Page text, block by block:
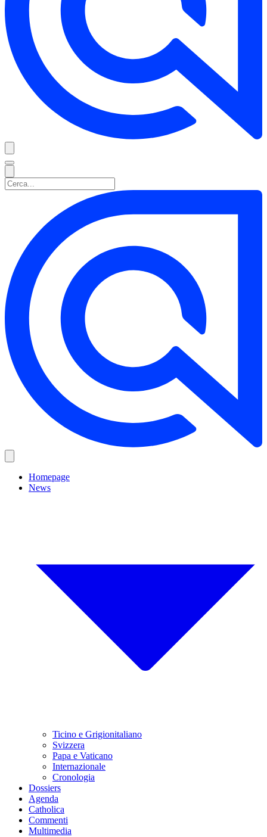
Homepage
News
Ticino e Grigionitaliano
Svizzera
Papa e Vaticano
Internazionale
Cronologia
Dossiers
Agenda
Catholica
Commenti
Multimedia